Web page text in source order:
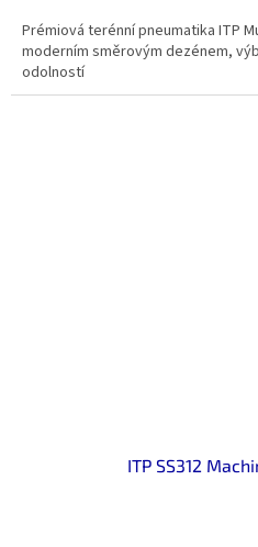
Prémiová terénní pneumatika ITP
moderním směrovým dezénem,
odolností
ITP SS312